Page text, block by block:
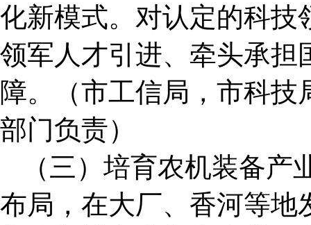
化新模式。对认定的科技
领军人才引进、牵头承担
障。（市工信局，市科
部门负责）
（三）培育农机装备
布局，在大厂、香河等地